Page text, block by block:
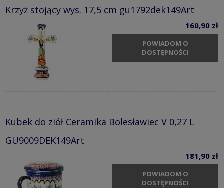
Krzyż stojący wys. 17,5 cm gu1792dek149Art
160,90 zł
POWIADOM O
DOSTĘPNOŚCI
Kubek do ziół Ceramika Bolesławiec V 0,27 L
GU9009DEK149Art
181,90 zł
POWIADOM O
DOSTĘPNOŚCI